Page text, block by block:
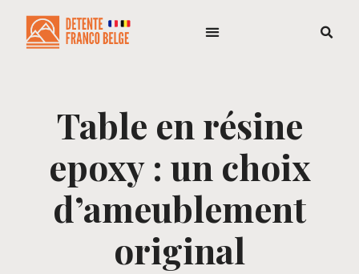
Table en résine
epoxy : un choix
d’ameublement
original